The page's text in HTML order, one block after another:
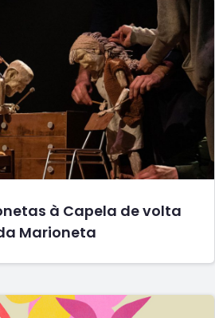
à Capela de volta
Marioneta